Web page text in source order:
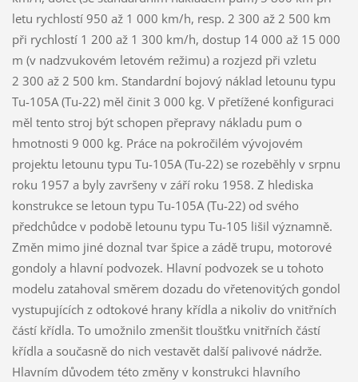
letu rychlostí 950 až 1 000 km/h, resp. 2 300 až 2 500 km
při rychlostí 1 200 až 1 300 km/h, dostup 14 000 až 15 000
m (v nadzvukovém letovém režimu) a rozjezd při vzletu
2 300 až 2 500 km. Standardní bojový náklad letounu typu
Tu-105A (Tu-22) měl činit 3 000 kg. V přetížené konfiguraci
měl tento stroj být schopen přepravy nákladu pum o
hmotnosti 9 000 kg. Práce na pokročilém vývojovém
projektu letounu typu Tu-105A (Tu-22) se rozeběhly v srpnu
roku 1957 a byly završeny v září roku 1958. Z hlediska
konstrukce se letoun typu Tu-105A (Tu-22) od svého
předchůdce v podobě letounu typu Tu-105 lišil významně.
Změn mimo jiné doznal tvar špice a zádě trupu, motorové
gondoly a hlavní podvozek. Hlavní podvozek se u tohoto
modelu zatahoval směrem dozadu do vřetenovitých gondol
vystupujících z odtokové hrany křídla a nikoliv do vnitřních
částí křídla. To umožnilo zmenšit tloušťku vnitřních částí
křídla a současně do nich vestavět další palivové nádrže.
Hlavním důvodem této změny v konstrukci hlavního